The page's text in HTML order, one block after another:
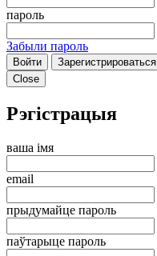
пароль
Забыли пароль
Войти
Зарегистрироваться
Close
Рэгістрацыя
ваша імя
email
прыдумайце пароль
паўтарыце пароль